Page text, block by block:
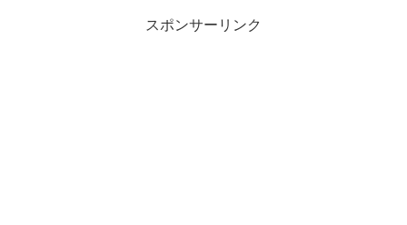
スポンサーリンク